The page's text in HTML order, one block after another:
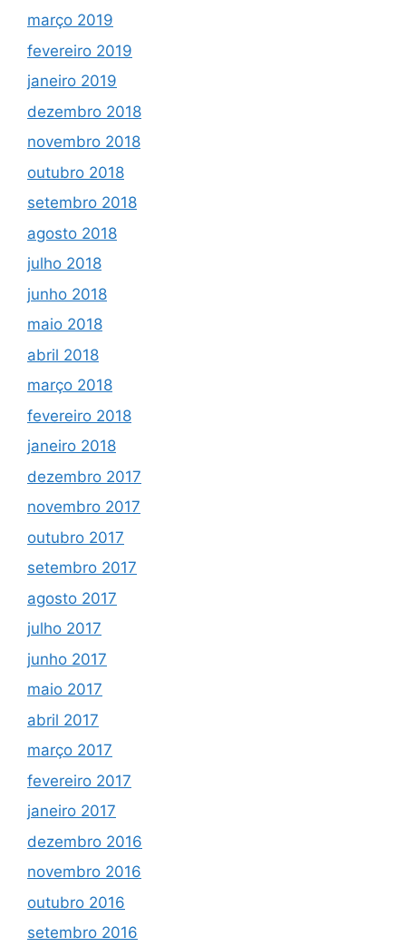
março 2019
fevereiro 2019
janeiro 2019
dezembro 2018
novembro 2018
outubro 2018
setembro 2018
agosto 2018
julho 2018
junho 2018
maio 2018
abril 2018
março 2018
fevereiro 2018
janeiro 2018
dezembro 2017
novembro 2017
outubro 2017
setembro 2017
agosto 2017
julho 2017
junho 2017
maio 2017
abril 2017
março 2017
fevereiro 2017
janeiro 2017
dezembro 2016
novembro 2016
outubro 2016
setembro 2016